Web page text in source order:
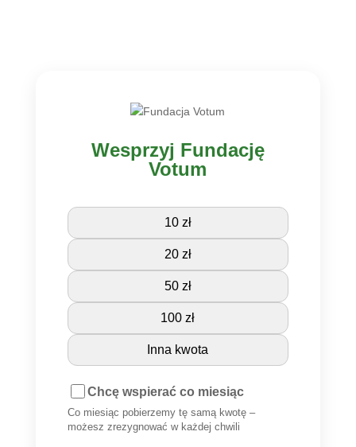
Wesprzyj Fundację
Votum
10 zł
20 zł
50 zł
100 zł
Inna kwota
Chcę wspierać co miesiąc
Co miesiąc pobierzemy tę samą kwotę –
możesz zrezygnować w każdej chwili